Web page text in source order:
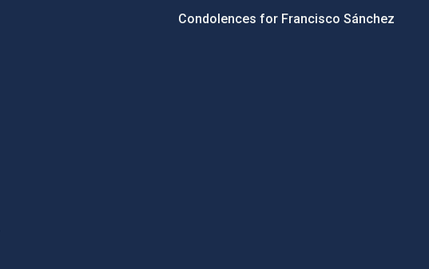
Condolences for Francisco Sánchez